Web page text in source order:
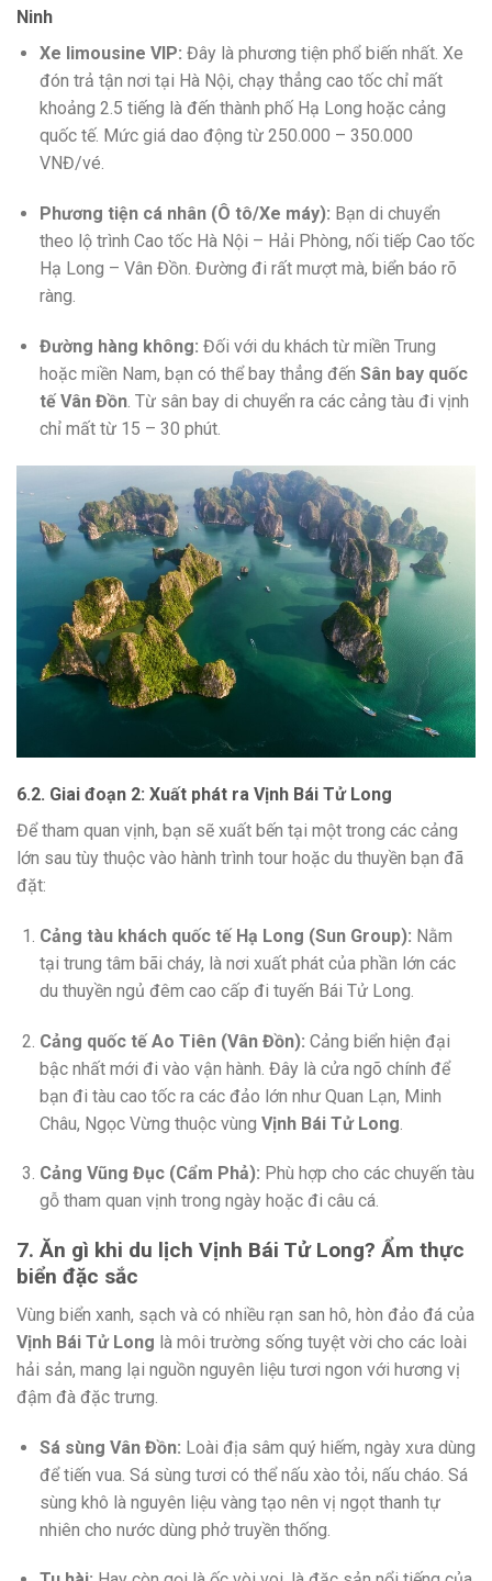
Ninh
Xe limousine VIP: Đây là phương tiện phổ biến nhất. Xe
đón trả tận nơi tại Hà Nội, chạy thẳng cao tốc chỉ mất
khoảng 2.5 tiếng là đến thành phố Hạ Long hoặc cảng
quốc tế. Mức giá dao động từ 250.000 – 350.000
VNĐ/vé.
Phương tiện cá nhân (Ô tô/Xe máy): Bạn di chuyển
theo lộ trình Cao tốc Hà Nội – Hải Phòng, nối tiếp Cao tốc
Hạ Long – Vân Đồn. Đường đi rất mượt mà, biển báo rõ
ràng.
Đường hàng không: Đối với du khách từ miền Trung
hoặc miền Nam, bạn có thể bay thẳng đến Sân bay quốc
tế Vân Đồn. Từ sân bay di chuyển ra các cảng tàu đi vịnh
chỉ mất từ 15 – 30 phút.
6.2. Giai đoạn 2: Xuất phát ra Vịnh Bái Tử Long
Để tham quan vịnh, bạn sẽ xuất bến tại một trong các cảng
lớn sau tùy thuộc vào hành trình tour hoặc du thuyền bạn đã
đặt:
Cảng tàu khách quốc tế Hạ Long (Sun Group): Nằm
tại trung tâm bãi cháy, là nơi xuất phát của phần lớn các
du thuyền ngủ đêm cao cấp đi tuyến Bái Tử Long.
Cảng quốc tế Ao Tiên (Vân Đồn): Cảng biển hiện đại
bậc nhất mới đi vào vận hành. Đây là cửa ngõ chính để
bạn đi tàu cao tốc ra các đảo lớn như Quan Lạn, Minh
Châu, Ngọc Vừng thuộc vùng Vịnh Bái Tử Long
Cảng Vũng Đục (Cẩm Phả): Phù hợp cho các chuyến tàu
gỗ tham quan vịnh trong ngày hoặc đi câu cá.
7. Ăn gì khi du lịch Vịnh Bái Tử Long? Ẩm thực
biển đặc sắc
Vùng biển xanh, sạch và có nhiều rạn san hô, hòn đảo đá của
Vịnh Bái Tử Long là môi trường sống tuyệt vời cho các loài
hải sản, mang lại nguồn nguyên liệu tươi ngon với hương vị
đậm đà đặc trưng.
Sá sùng Vân Đồn: Loài địa sâm quý hiếm, ngày xưa dùng
để tiến vua. Sá sùng tươi có thể nấu xào tỏi, nấu cháo. Sá
sùng khô là nguyên liệu vàng tạo nên vị ngọt thanh tự
nhiên cho nước dùng phở truyền thống.